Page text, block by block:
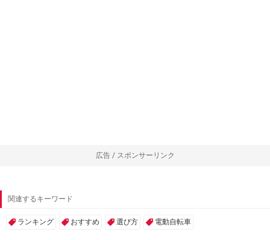
広告 / スポンサーリンク
関連するキーワード
ランキング おすすめ 選び方 電動自転車